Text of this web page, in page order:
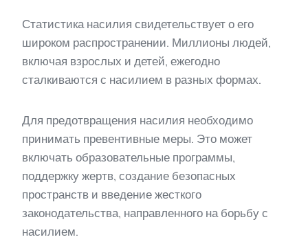
Статистика насилия свидетельствует о его
широком распространении. Миллионы людей,
включая взрослых и детей, ежегодно
сталкиваются с насилием в разных формах.
Для предотвращения насилия необходимо
принимать превентивные меры. Это может
включать образовательные программы,
поддержку жертв, создание безопасных
пространств и введение жесткого
законодательства, направленного на борьбу с
насилием.